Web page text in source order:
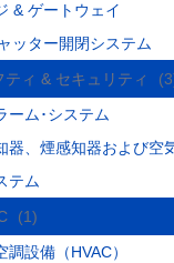
& ゲートウェイ
ッター開閉システム
ティ & セキュリティ
ーム･システム
器、煙感知器および空
テム
(1)
調設備（HVAC）